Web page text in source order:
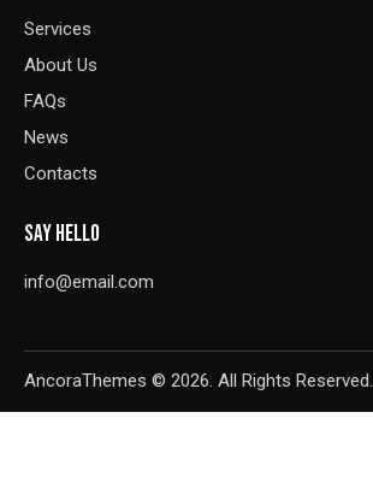
Services
About Us
FAQs
News
Contacts
SAY HELLO
info@email.com
AncoraThemes © 2026. All Rights Reserved.